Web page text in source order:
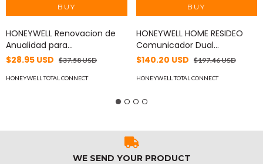
HONEYWELL Renovacion de
Anualidad para
Automatización desde App
MOD: RENUEVATCAUT
$28.95 USD $37.58 USD
HONEYWELL TOTAL CONNECT
HONEYWELL HOME RESIDEO
Comunicador Dual
Ethernet/GSM 4G
Total Connect MOD: LTE-IA
$140.20 USD $197.46 USD
HONEYWELL TOTAL CONNECT
WE SEND YOUR PRODUCT